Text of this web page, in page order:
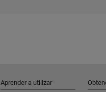
Aprender a utilizar